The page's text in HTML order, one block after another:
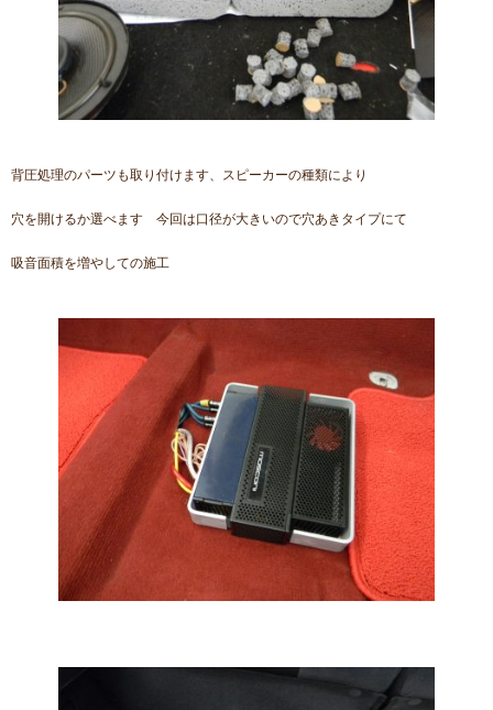
背圧処理のパーツも取り付けます、スピーカーの種類により
穴を開けるか選べます 今回は口径が大きいので穴あきタイプにて
吸音面積を増やしての施工